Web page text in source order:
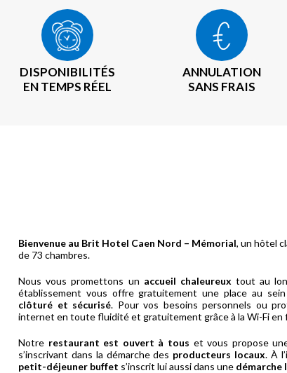
DISPONIBILITÉS
EN TEMPS RÉEL
ANNULATION
SANS FRAIS
Bienvenue au Brit Hotel Caen Nord – Mémorial, un hôtel
de 73 chambres.
Nous vous promettons un accueil chaleureux tout au
établissement vous offre gratuitement une place au
clôturé et sécurisé. Pour vos besoins personnels ou
internet en toute fluidité et gratuitement grâce à la Wi-Fi en
Notre restaurant est ouvert à tous et vous propose
s’inscrivant dans la démarche des producteurs locaux. À
petit-déjeuner buffet s’inscrit lui aussi dans une démarche